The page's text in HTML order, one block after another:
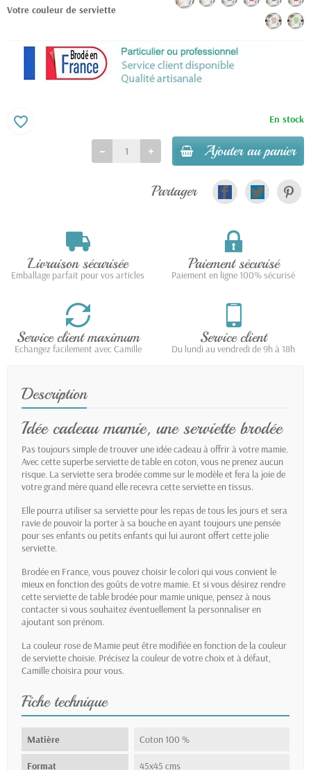
Votre couleur de serviette
En stock
Ajouter au panier
favorite_border
Partager
Livraison sécurisée
Emballage parfait pour vos articles
Paiement sécurisé
Paiement en ligne 100% sécurisé
Service client maximum
Echangez facilement avec Camille
Service client
Du lundi au vendredi de 9h à 18h
Description
Idée cadeau mamie, une serviette brodée
Pas toujours simple de trouver une idée cadeau à offrir à votre mamie.
Avec cette superbe serviette de table en coton, vous ne prenez aucun
risque. La serviette sera brodée comme sur le modèle et fera la joie de
votre grand mère quand elle recevra cette serviette en tissus.
Elle pourra utiliser sa serviette pour les repas de tous les jours et sera
ravie de pouvoir la porter à sa bouche en ayant toujours une pensée
pour ses enfants ou petits enfants qui lui auront offert cette jolie
serviette.
Brodée en France, vous pouvez choisir le colori qui vous convient le
mieux en fonction des goûts de votre mamie. Et si vous désirez rendre
cette serviette de table brodée pour mamie unique, pensez à nous
contacter si vous souhaitez éventuellement la personnaliser en
ajoutant son prénom.
La couleur rose de Mamie peut être modifiée en fonction de la couleur
de serviette choisie. Précisez la couleur de votre choix et à défaut,
Camille choisira pour vous.
Fiche technique
Matière Coton 100 %
Format 45x45 cms